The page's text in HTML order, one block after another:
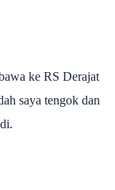
ke RS Derajat
saya tengok dan